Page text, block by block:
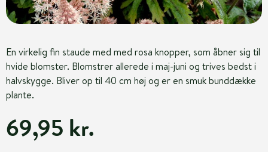
En virkelig fin staude med med rosa knopper, som åbner sig til
hvide blomster. Blomstrer allerede i maj-juni og trives bedst i
halvskygge. Bliver op til 40 cm høj og er en smuk bunddække
plante.
69,95 kr.